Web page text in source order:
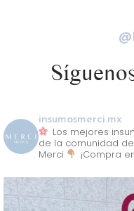
insumosmerci.mx
Los mejores
de la comunidad
Merci
¡Compra